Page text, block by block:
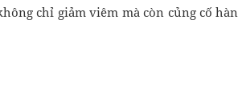
chỉ giảm viêm mà còn củng cố